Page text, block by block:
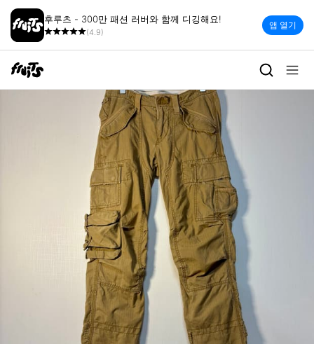
후루츠 - 300만 패션 러버와 함께 디깅해요!
(4.9)
앱 열기